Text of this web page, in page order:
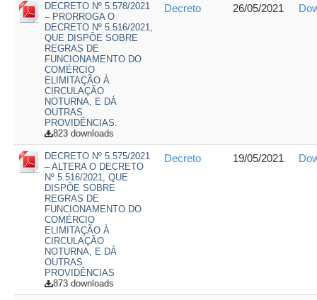
DECRETO Nº 5.578/2021
– PRORROGA O
DECRETO Nº 5.516/2021,
QUE DISPÕE SOBRE
REGRAS DE
FUNCIONAMENTO DO
COMÉRCIO
ELIMITAÇÃO À
CIRCULAÇÃO
NOTURNA, E DÁ
OUTRAS
PROVIDÊNCIAS.
823 downloads
Decreto 26/05/2021
DECRETO Nº 5.575/2021
– ALTERA O DECRETO
Nº 5.516/2021, QUE
DISPÕE SOBRE
REGRAS DE
FUNCIONAMENTO DO
COMÉRCIO
ELIMITAÇÃO À
CIRCULAÇÃO
NOTURNA, E DÁ
OUTRAS
PROVIDÊNCIAS
873 downloads
Decreto 19/05/2021